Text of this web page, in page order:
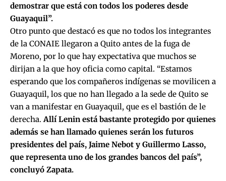
demostrar que está con todos los poderes desde
Guayaquil”.
Otro punto que destacó es que no todos los integrantes
de la CONAIE llegaron a Quito antes de la fuga de
Moreno, por lo que hay expectativa que muchos se
dirijan a la que hoy oficia como capital. “Estamos
esperando que los compañeros indígenas se movilicen a
Guayaquil, los que no han llegado a la sede de Quito se
van a manifestar en Guayaquil, que es el bastión de le
derecha. Allí Lenin está bastante protegido por quienes
además se han llamado quienes serán los futuros
presidentes del país, Jaime Nebot y Guillermo Lasso,
que representa uno de los grandes bancos del país”,
concluyó Zapata.